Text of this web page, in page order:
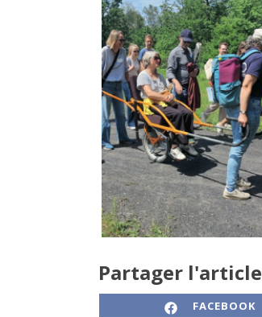
Partager l'article
SHARE ON
FACEBOOK